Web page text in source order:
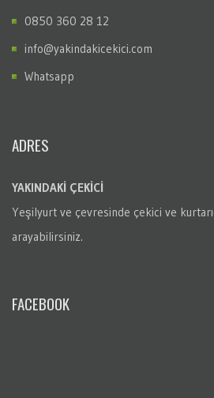
0850 360 28 12
info@yakindakicekici.com
Whatsapp
ADRES
YAKINDAKİ ÇEKİCİ
Yeşilyurt ve çevresinde çekici ve
arayabilirsiniz.
FACEBOOK